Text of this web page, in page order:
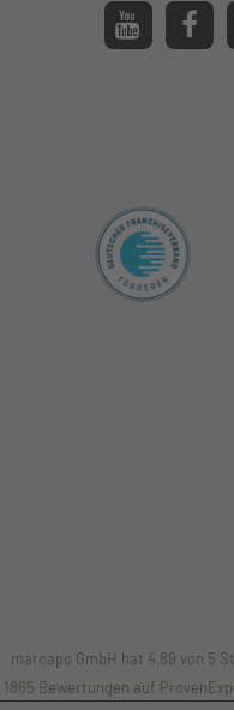
marcapo GmbH hat 4,89 von 5
1865 Bewertungen auf